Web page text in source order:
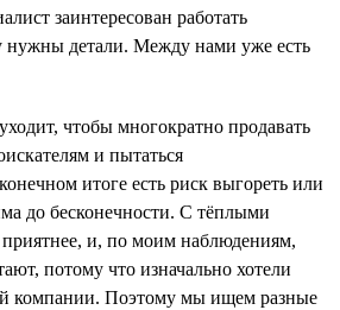
заинтересован работать
нужны детали. Между нами уже есть
чтобы многократно продавать
и пытаться
итоге есть риск выгореть или
до бесконечности. С тёплыми
приятнее, и, по моим наблюдениям,
потому что изначально хотели
компании. Поэтому мы ищем разные